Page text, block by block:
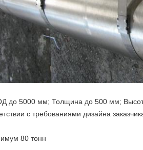
до 5000 мм; Толщина до 500 мм;
с требованиями дизайна
80 тонн